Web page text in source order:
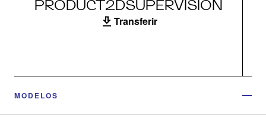
PRODUCT2DSUPERVISION
Transferir
MODELOS